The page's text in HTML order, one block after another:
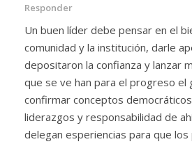
Responder
Un buen líder debe pensar en el
comunidad y la institución, darle
depositaron la confianza y lanzar
que se ve han para el progreso el
confirmar conceptos
liderazgos y responsabilidad de
delegan esperiencias para que